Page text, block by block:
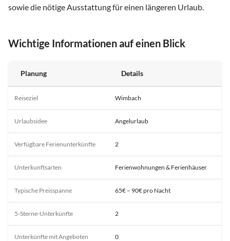
sowie die nötige Ausstattung für einen längeren Urlaub.
Wichtige Informationen auf einen Blick
Planung Details
Reiseziel Wimbach
Urlaubsidee Angelurlaub
Verfügbare Ferienunterkünfte 2
Unterkunftsarten Ferienwohnungen & Ferienhäuser
Typische Preisspanne 65€ – 90€ pro Nacht
5-Sterne-Unterkünfte 2
Unterkünfte mit Angeboten 0